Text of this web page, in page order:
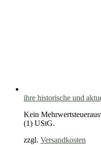
ihre historische und
Kein
(1) UStG.
zzgl. Versandkosten